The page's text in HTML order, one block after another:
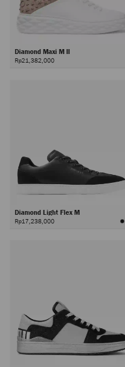
Diamond Maxi M II
Rp21,382,000
Diamond Light Flex M
Rp17,238,000